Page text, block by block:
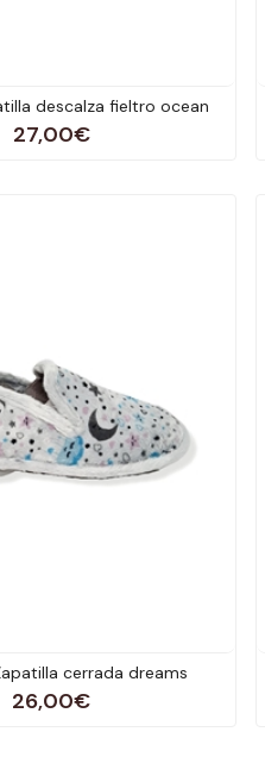
descalza fieltro ocean
27,00€
cerrada dreams
26,00€